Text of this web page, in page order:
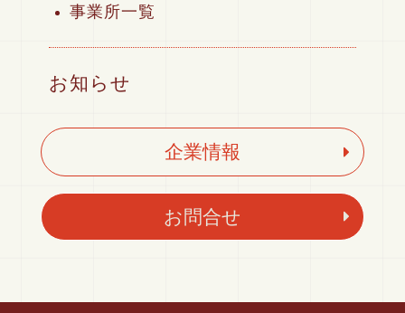
事業所一覧
お知らせ
企業情報
お問合せ